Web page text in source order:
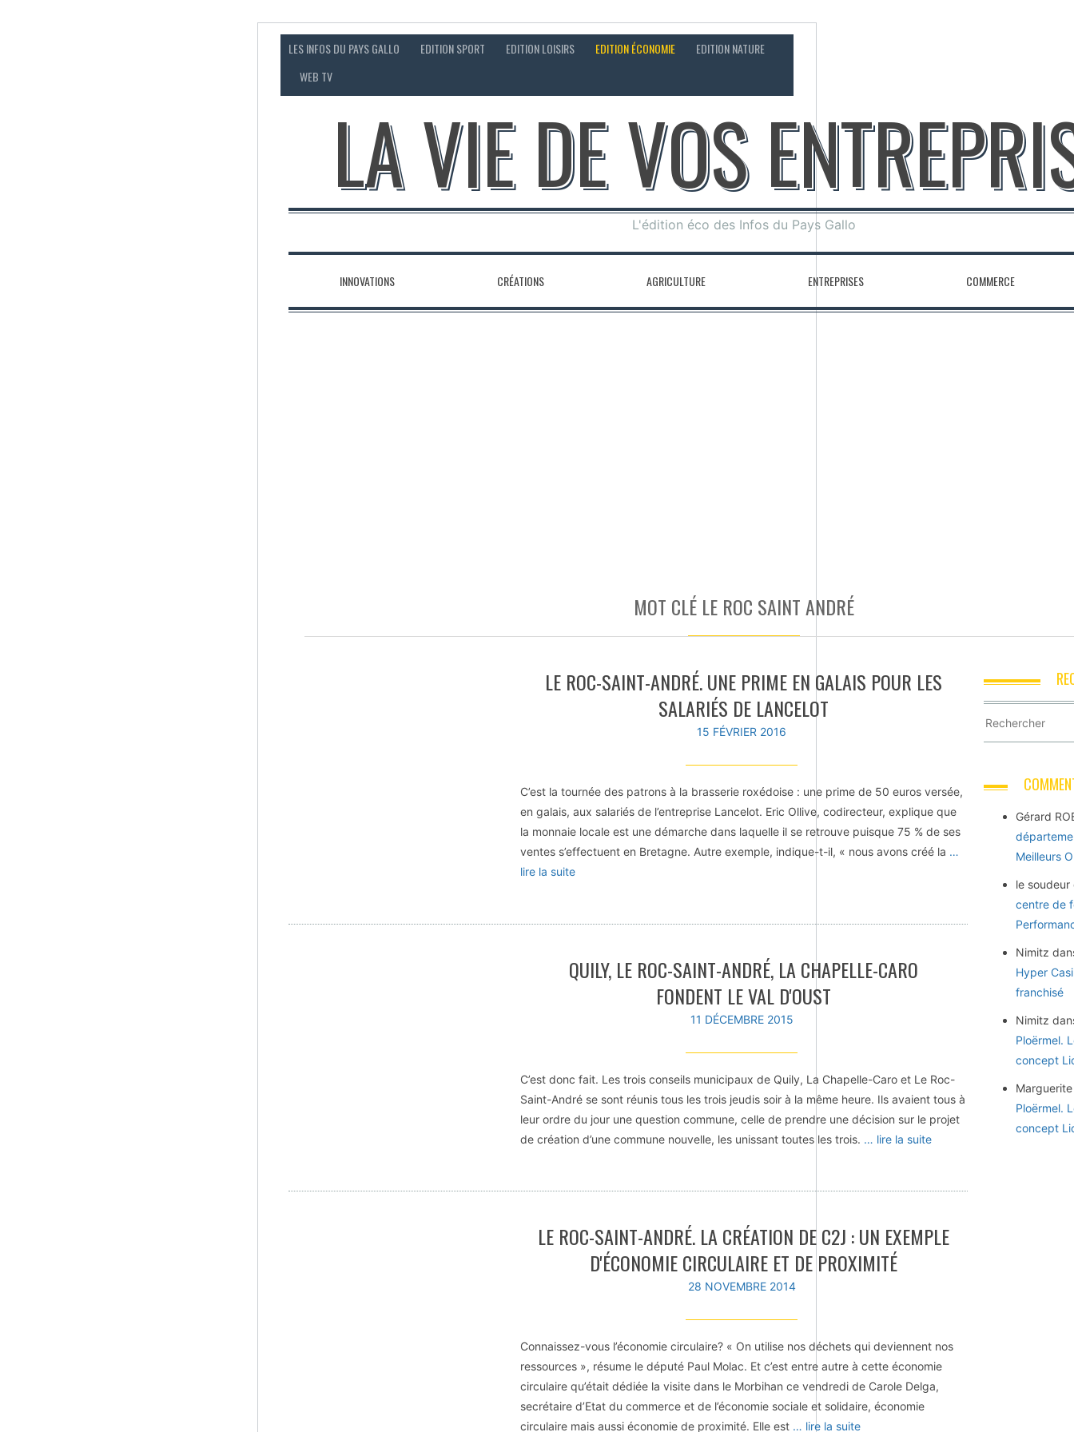
LES INFOS DU PAYS GALLO EDITION SPORT EDITION LOISIRS EDITION ÉCONOMIE
EDITION NATURE
WEB TV
LA VIE DE VOS
L'édition éco des Infos du Pays Gallo
INNOVATIONS CRÉATIONS AGRICULTURE ENTREPRISES COMMERCE
MOT CLÉ LE ROC SAINT ANDRÉ
LE ROC-SAINT-ANDRÉ. UNE PRIME EN GALAIS POUR LES
SALARIÉS DE LANCELOT
15 FÉVRIER 2016
C’est la tournée des patrons à la brasserie roxédoise : une prime de 50 euros versée,
en galais, aux salariés de l’entreprise Lancelot. Eric Ollive, codirecteur, explique que
la monnaie locale est une démarche dans laquelle il se retrouve puisque 75 % de ses
ventes s’effectuent en Bretagne. Autre exemple, indique-t-il, « nous avons créé la …
lire la suite
QUILY, LE ROC-SAINT-ANDRÉ, LA CHAPELLE-CARO
FONDENT LE VAL D'OUST
11 DÉCEMBRE 2015
C’est donc fait. Les trois conseils municipaux de Quily, La Chapelle-Caro et Le Roc-
Saint-André se sont réunis tous les trois jeudis soir à la même heure. Ils avaient tous à
leur ordre du jour une question commune, celle de prendre une décision sur le projet
de création d’une commune nouvelle, les unissant toutes les trois. … lire la suite
LE ROC-SAINT-ANDRÉ. LA CRÉATION DE C2J : UN EXEMPLE
D'ÉCONOMIE CIRCULAIRE ET DE PROXIMITÉ
28 NOVEMBRE 2014
Connaissez-vous l’économie circulaire? « On utilise nos déchets qui deviennent nos
ressources », résume le député Paul Molac. Et c’est entre autre à cette économie
circulaire qu’était dédiée la visite dans le Morbihan ce vendredi de Carole Delga,
secrétaire d’Etat du commerce et de l’économie sociale et solidaire, économie
circulaire mais aussi économie de proximité. Elle est … lire la suite
Gérard
Meilleurs
le soudeur
centre de
Nimitz
Hyper
franchisé
Nimitz
Ploërmel.
concept
Marguerite
Ploërmel.
concept